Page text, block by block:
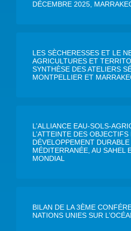
DÉCEMBRE 2025,
LES SÈCHERESSES ET LE
AGRICULTURES ET
SYNTHÈSE DES ATELIERS
MONTPELLIER ET
L’ALLIANCE EAU-SOLS-
L’ATTEINTE DES OBJECTIFS
DÉVELOPPEMENT DURABLE
MÉDITERRANÉE, AU SAHEL
MONDIAL
BILAN DE LA 3ÈME
NATIONS UNIES SUR